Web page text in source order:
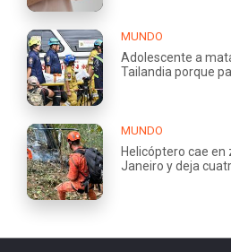
MUNDO
Adolescente a
Tailandia porque
MUNDO
Helicóptero cae en
Janeiro y deja